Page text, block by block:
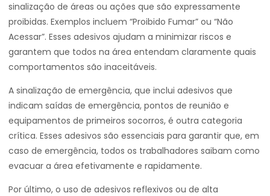
sinalização de áreas ou ações que são expressamente
proibidas. Exemplos incluem “Proibido Fumar” ou “Não
Acessar”. Esses adesivos ajudam a minimizar riscos e
garantem que todos na área entendam claramente quais
comportamentos são inaceitáveis.
A sinalização de emergência, que inclui adesivos que
indicam saídas de emergência, pontos de reunião e
equipamentos de primeiros socorros, é outra categoria
crítica. Esses adesivos são essenciais para garantir que, em
caso de emergência, todos os trabalhadores saibam como
evacuar a área efetivamente e rapidamente.
Por último, o uso de adesivos reflexivos ou de alta